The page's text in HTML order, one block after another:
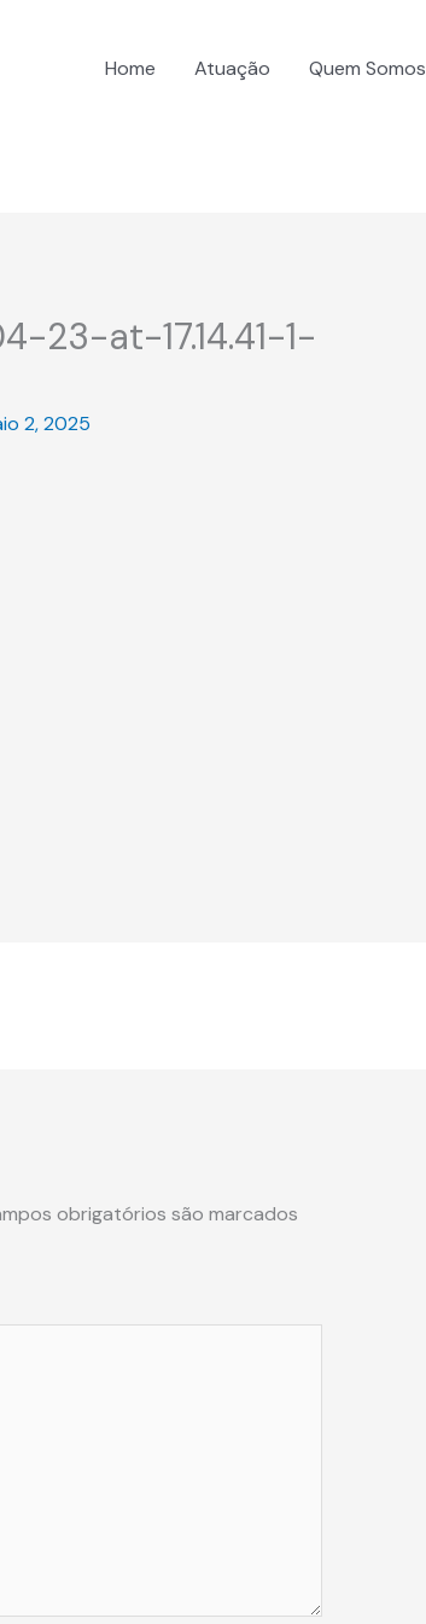
Home Atuação Quem Somos
23-at-17.14.41-1-
2, 2025
obrigatórios são marcados